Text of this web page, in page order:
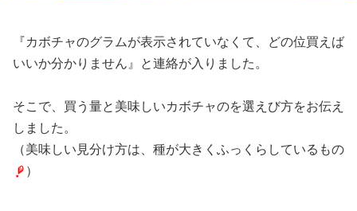
『カボチャのグラムが表示されていなくて、どの位買えば
いいか分かりません』と連絡が入りました。
そこで、買う量と美味しいカボチャのを選えび方をお伝え
しました。
（美味しい見分け方は、種が大きくふっくらしているもの
）